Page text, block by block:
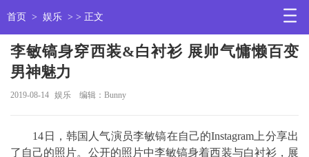
首页 > 娱乐 > > 正文
李敏镐身穿西装&白衬衫 展帅气慵懒百变
男神魅力
2019-08-14 娱乐 编辑：Bunny
14日，韩国人气演员李敏镐在自己的Instagram上分享出
了自己的照片。公开的照片中李敏镐身着西装与白衬衫，展